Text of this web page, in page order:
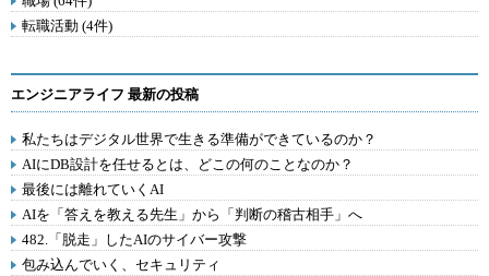
転職活動 (4件)
エンジニアライフ 最新の投稿
私たちはデジタル世界で生きる準備ができているのか？
AIにDB設計を任せるとは、どこの何のことなのか？
最後には離れていくAI
AIを「答えを教える先生」から「判断の稽古相手」へ
482.「脱走」したAIのサイバー攻撃
包み込んでいく、セキュリティ